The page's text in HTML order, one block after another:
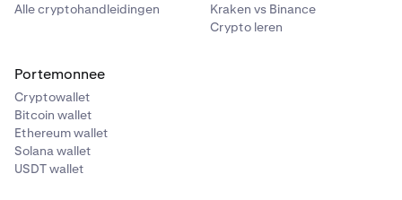
Alle cryptohandleidingen
Kraken vs Binance
Crypto leren
Portemonnee
Cryptowallet
Bitcoin wallet
Ethereum wallet
Solana wallet
USDT wallet